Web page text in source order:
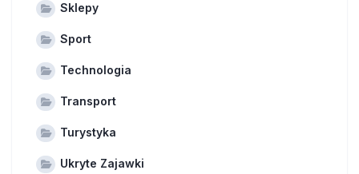
Sklepy
Sport
Technologia
Transport
Turystyka
Ukryte Zajawki